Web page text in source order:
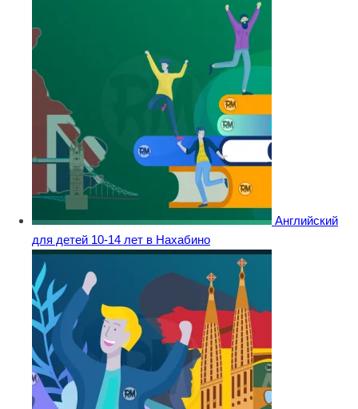
Английский
для детей 10-14 лет в Нахабино